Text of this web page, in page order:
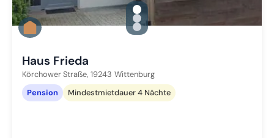
gallery.slide_selector
Zu Slide 1 wechseln
Zu Slide 2 wechseln
Zu Slide 3 wechseln
Haus Frieda
Körchower Straße, 19243 Wittenburg
Pension
Mindestmietdauer 4 Nächte